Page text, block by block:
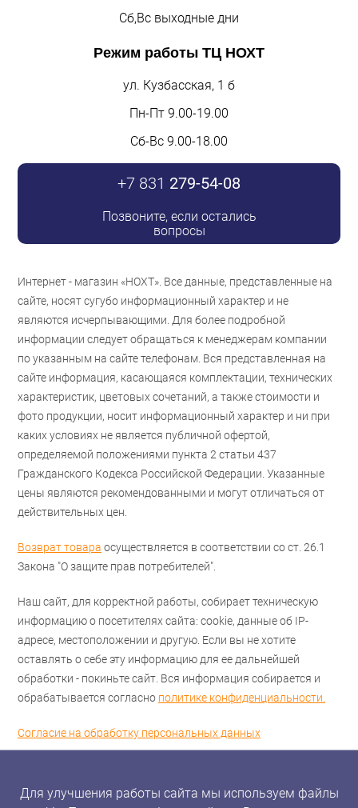
Сб,Вс выходные дни
Режим работы ТЦ НОХТ
ул. Кузбасская, 1 б
Пн-Пт 9.00-19.00
Сб-Вс 9.00-18.00
+7 831 279-54-08
Позвоните, если остались
вопросы
Интернет - магазин «НОХТ». Все данные, представленные на
сайте, носят сугубо информационный характер и не
являются исчерпывающими. Для более подробной
информации следует обращаться к менеджерам компании
по указанным на сайте телефонам. Вся представленная на
сайте информация, касающаяся комплектации, технических
характеристик, цветовых сочетаний, а также стоимости и
фото продукции, носит информационный характер и ни при
каких условиях не является публичной офертой,
определяемой положениями пункта 2 статьи 437
Гражданского Кодекса Российской Федерации. Указанные
цены являются рекомендованными и могут отличаться от
действительных цен.
Возврат товара осуществляется в соответствии со ст. 26.1
Закона "О защите прав потребителей".
Наш сайт, для корректной работы, собирает техническую
информацию о посетителях сайта: cookie, данные об IP-
адресе, местоположении и другую. Если вы не хотите
оставлять о себе эту информацию для ее дальнейшей
обработки - покиньте сайт. Вся информация собирается и
обрабатывается согласно политике конфиденциальности.
Согласие на обработку персональных данных
Для улучшения работы сайта мы используем файлы